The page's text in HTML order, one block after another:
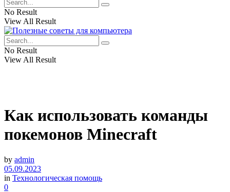
No Result
View All Result
No Result
View All Result
Как использовать команды
покемонов Minecraft
by admin
05.09.2023
in Технологическая помощь
0